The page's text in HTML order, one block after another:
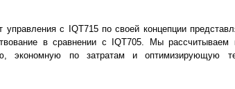
управления с IQT715 по своей концепции
в сравнении с IQT705. Мы рассчитываем
экономную по затратам и оптимизирующую